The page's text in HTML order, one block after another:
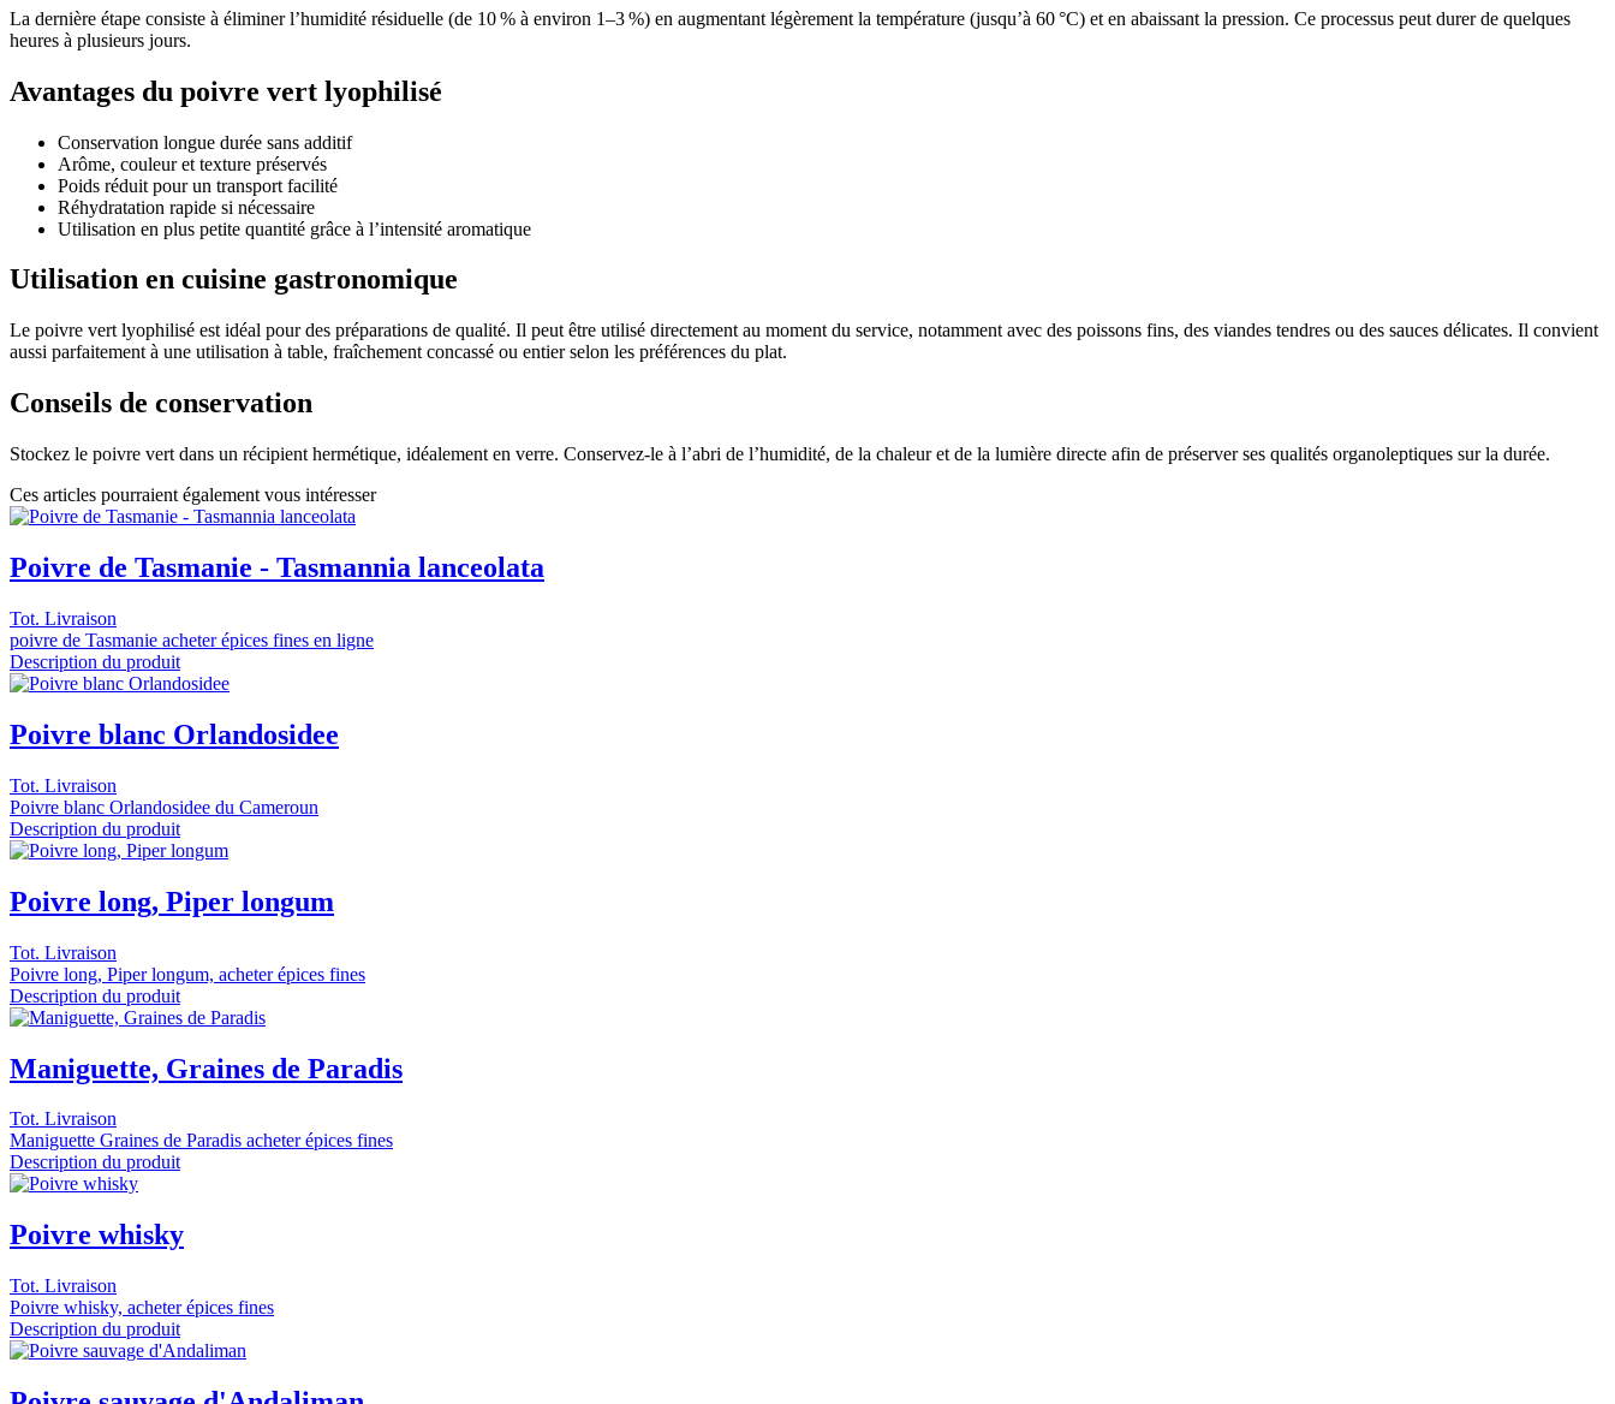
La dernière étape consiste à éliminer l’humidité résiduelle (de 10 % à environ 1–3 %) en augmentant légèrement la température (jusqu’à 60 °C) et en abaissant la pression. Ce processus peut durer de quelques
heures à plusieurs jours.
Avantages du poivre vert lyophilisé
Conservation longue durée sans additif
Arôme, couleur et texture préservés
Poids réduit pour un transport facilité
Réhydratation rapide si nécessaire
Utilisation en plus petite quantité grâce à l’intensité aromatique
Utilisation en cuisine gastronomique
Le poivre vert lyophilisé est idéal pour des préparations de qualité. Il peut être utilisé directement au moment du service, notamment avec des poissons fins, des viandes tendres ou des sauces délicates. Il convient
aussi parfaitement à une utilisation à table, fraîchement concassé ou entier selon les préférences du plat.
Conseils de conservation
Stockez le poivre vert dans un récipient hermétique, idéalement en verre. Conservez-le à l’abri de l’humidité, de la chaleur et de la lumière directe afin de préserver ses qualités organoleptiques sur la durée.
Ces articles pourraient également vous intéresser
Poivre de Tasmanie - Tasmannia lanceolata
Tot. Livraison
poivre de Tasmanie acheter épices fines en ligne
Description du produit
Poivre blanc Orlandosidee
Tot. Livraison
Poivre blanc Orlandosidee du Cameroun
Description du produit
Poivre long, Piper longum
Tot. Livraison
Poivre long, Piper longum, acheter épices fines
Description du produit
Maniguette, Graines de Paradis
Tot. Livraison
Maniguette Graines de Paradis acheter épices fines
Description du produit
Poivre whisky
Tot. Livraison
Poivre whisky, acheter épices fines
Description du produit